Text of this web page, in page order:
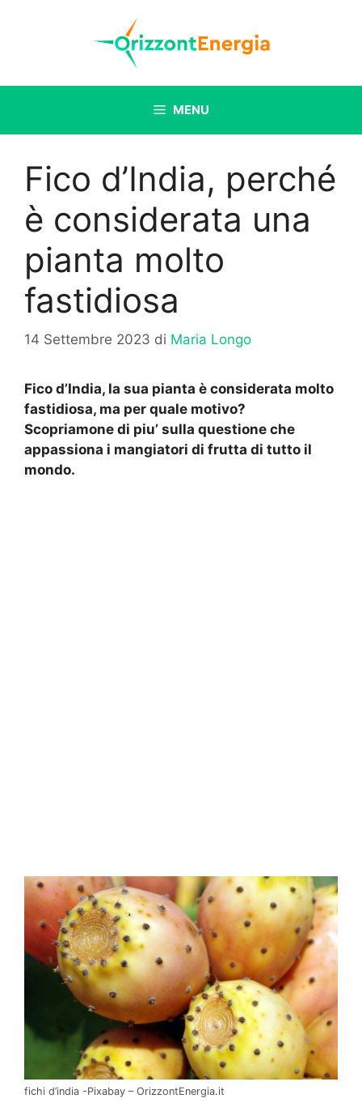
MENU
Fico d’India, perché
è considerata una
pianta molto
fastidiosa
14 Settembre 2023 di Maria Longo
Fico d’India, la sua pianta è considerata molto
fastidiosa, ma per quale motivo?
Scopriamone di piu’ sulla questione che
appassiona i mangiatori di frutta di tutto il
mondo.
fichi d’india -Pixabay – OrizzontEnergia.it